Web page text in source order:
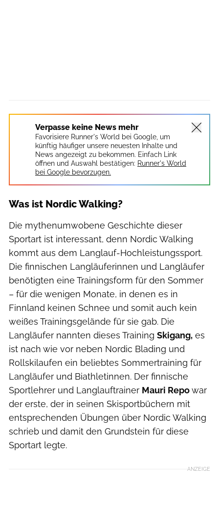
Verpasse keine News mehr
Favorisiere Runner's World bei Google, um
künftig häufiger unsere neuesten Inhalte und
News angezeigt zu bekommen. Einfach Link
öffnen und Auswahl bestätigen: Runner's World
bei Google bevorzugen.
Was ist Nordic Walking?
Die mythenumwobene Geschichte dieser
Sportart ist interessant, denn Nordic Walking
kommt aus dem Langlauf-Hochleistungssport.
Die finnischen Langläuferinnen und Langläufer
benötigten eine Trainingsform für den Sommer
– für die wenigen Monate, in denen es in
Finnland keinen Schnee und somit auch kein
weißes Trainingsgelände für sie gab. Die
Langläufer nannten dieses Training Skigang, es
ist nach wie vor neben Nordic Blading und
Rollskilaufen ein beliebtes Sommertraining für
Langläufer und Biathletinnen. Der finnische
Sportlehrer und Langlauftrainer Mauri Repowar
der erste, der in seinen Skisportbüchern mit
entsprechenden Übungen über Nordic Walking
schrieb und damit den Grundstein für diese
Sportart legte.
ANZEIGE